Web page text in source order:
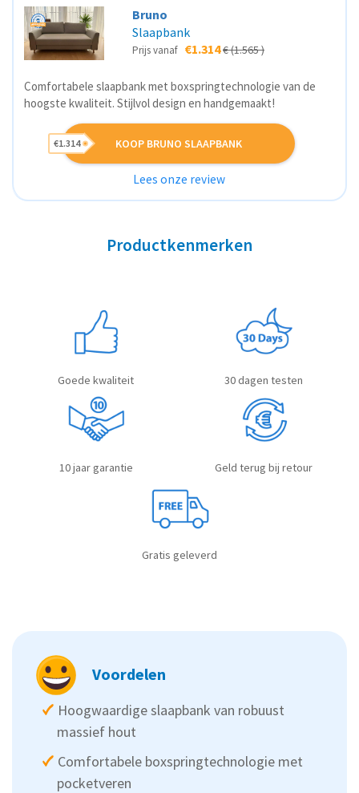
Bruno
Slaapbank
Prijs vanaf €1.314€ (1.565 )
Comfortabele slaapbank met boxspringtechnologie van de
hoogste kwaliteit. Stijlvol design en handgemaakt!
KOOP BRUNO SLAAPBANK
€1.314
Lees onze review
Productkenmerken
Goede kwaliteit 30 dagen testen
10 jaar garantie Geld terug bij retour
Gratis geleverd
Voordelen
Hoogwaardige slaapbank van robuust
massief hout
Comfortabele boxspringtechnologie met
pocketveren